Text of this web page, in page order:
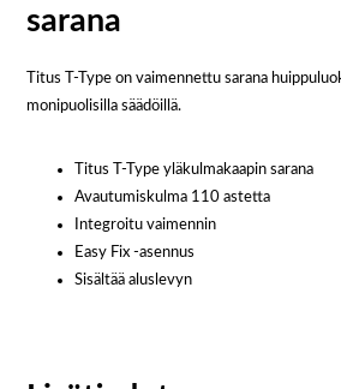
sarana
Titus T-Type on vaimennettu sarana
monipuolisilla säädöillä.
Titus T-Type yläkulmakaapin sarana
Avautumiskulma 110 astetta
Integroitu vaimennin
Easy Fix -asennus
Sisältää aluslevyn